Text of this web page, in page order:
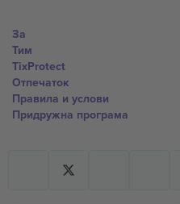
За
Тим
TixProtect
Отпечаток
Правила и услови
Придружна програма